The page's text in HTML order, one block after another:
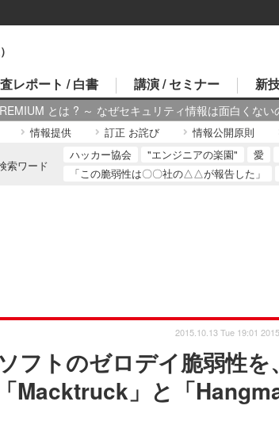
とは ? ～ なぜセキュリティ情報は面白くない
レポート / 白書 講演 / セミナー 新
情報提供 訂正 お詫び 情報公開原則
索ワード
ハッカー協会 "エンジニアの楽園" 愛
「この脆弱性は〇〇社の△△が報告した」
フトのゼロデイ脆弱性を
Macktruck」と「
2015.10.13 Tue 19:01